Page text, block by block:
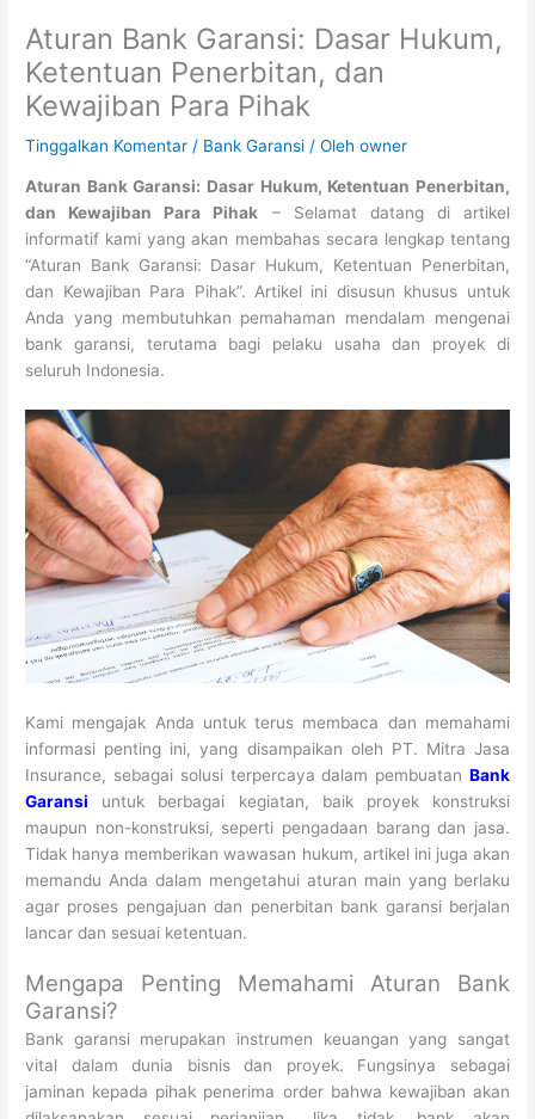
Aturan Bank Garansi: Dasar Hukum,
Ketentuan Penerbitan, dan
Kewajiban Para Pihak
Tinggalkan Komentar / Bank Garansi / Olehowner
Aturan Bank Garansi: Dasar Hukum, Ketentuan Penerbitan,
dan Kewajiban Para Pihak – Selamat datang di artikel
informatif kami yang akan membahas secara lengkap tentang
“Aturan Bank Garansi: Dasar Hukum, Ketentuan Penerbitan,
dan Kewajiban Para Pihak”. Artikel ini disusun khusus untuk
Anda yang membutuhkan pemahaman mendalam mengenai
bank garansi, terutama bagi pelaku usaha dan proyek di
seluruh Indonesia.
Kami mengajak Anda untuk terus membaca dan memahami
informasi penting ini, yang disampaikan oleh PT. Mitra Jasa
Insurance, sebagai solusi terpercaya dalam pembuatan Bank
Garansi untuk berbagai kegiatan, baik proyek konstruksi
maupun non-konstruksi, seperti pengadaan barang dan jasa.
Tidak hanya memberikan wawasan hukum, artikel ini juga akan
memandu Anda dalam mengetahui aturan main yang berlaku
agar proses pengajuan dan penerbitan bank garansi berjalan
lancar dan sesuai ketentuan.
Mengapa Penting Memahami Aturan Bank
Garansi?
Bank garansi merupakan instrumen keuangan yang sangat
vital dalam dunia bisnis dan proyek. Fungsinya sebagai
jaminan kepada pihak penerima order bahwa kewajiban akan